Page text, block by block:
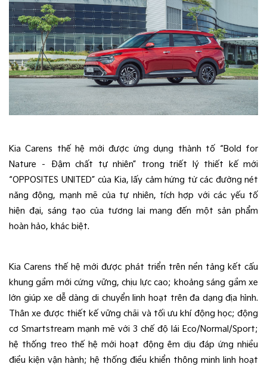
Kia Carens thế hệ mới được ứng dụng thành tố “Bold for
Nature – Đậm chất tự nhiên” trong triết lý thiết kế mới
“OPPOSITES UNITED” của Kia, lấy cảm hứng từ các đường nét
năng động, mạnh mẽ của tự nhiên, tích hợp với các yếu tố
hiện đại, sáng tạo của tương lai mang đến một sản phẩm
hoàn hảo, khác biệt.
Kia Carens thế hệ mới được phát triển trên nền tảng kết cấu
khung gầm mới cứng vững, chịu lực cao; khoảng sáng gầm xe
lớn giúp xe dễ dàng di chuyển linh hoạt trên đa dạng địa hình.
Thân xe được thiết kế vững chãi và tối ưu khí động học; động
cơ Smartstream mạnh mẽ với 3 chế độ lái Eco/Normal/Sport;
hệ thống treo thế hệ mới hoạt động êm dịu đáp ứng nhiều
điều kiện vận hành; hệ thống điều khiển thông minh linh hoạt